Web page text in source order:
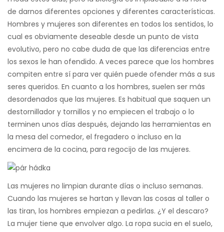
de darnos diferentes opciones y diferentes características.
Hombres y mujeres son diferentes en todos los sentidos, lo
cual es obviamente deseable desde un punto de vista
evolutivo, pero no cabe duda de que las diferencias entre
los sexos le han ofendido. A veces parece que los hombres
compiten entre sí para ver quién puede ofender más a sus
seres queridos. En cuanto a los hombres, suelen ser más
desordenados que las mujeres. Es habitual que saquen un
destornillador y tornillos y no empiecen el trabajo o lo
terminen unos días después, dejando las herramientas en
la mesa del comedor, el fregadero o incluso en la
encimera de la cocina, para regocijo de las mujeres.
Las mujeres no limpian durante días o incluso semanas.
Cuando las mujeres se hartan y llevan las cosas al taller o
las tiran, los hombres empiezan a pedirlas. ¿Y el descaro?
La mujer tiene que envolver algo. La ropa sucia en el suelo,